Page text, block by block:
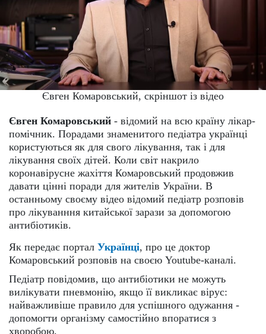
Євген Комаровський, скріншот із відео
Євген Комаровський - відомий на всю країну лікар-
помічник. Порадами знаменитого педіатра українці
користуються як для свого лікування, так і для
лікування своїх дітей. Коли світ накрило
коронавірусне жахіття Комаровський продовжив
давати цінні поради для жителів України. В
останньому своєму відео відомий педіатр розповів
про лікуванння китайської зарази за допомогою
антибіотиків.
Як передає портал Українці, про це доктор
Комаровський розповів на своєю Youtube-каналі.
Педіатр повідомив, що антибіотики не можуть
вилікувати пневмонію, якщо її викликає вірус:
найважливіше правило для успішного одужання -
допомогти організму самостійно впоратися з
хворобою.